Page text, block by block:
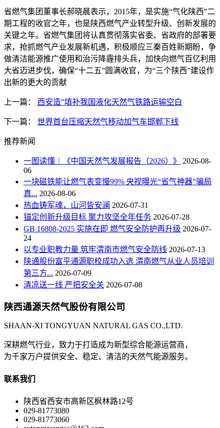
省燃气集团董事长郝晓晨表示，2015年，是实施“气化陕西”二
期工程的收官之年，也是陕西燃气产业转型升级、创新发展的
关键之年。省燃气集团将认真贯彻落实省委、省政府的部署要
求，抢抓燃气产业发展新机遇，积极顺应三秦百姓新期盼，争
做清洁能源推广使用和治污降霾排头兵，加快向燃气百亿利用
大省迈进步伐，确保“十二五”圆满收官，为“三个陕西”建设作
出新的更大的贡献
上一篇： 西安造”填补我国液化天然气铁路运输空白
下一篇： 世界首台压缩天然气移动加气车邯郸下线
推荐新闻
一图读懂︱《中国天然气发展报告（2026）》
2026-08-
06
一块磁铁能让燃气表变慢99% 央视曝光“省气神器”骗局
真... 2026-08-06
热血铸军魂，山河皆安澜 2026-07-31
锚定创新升级目标 聚力攻坚全年任务 2026-07-28
GB 16808-2025 实施在即 燃气安全防护再升级 2026-07-
24
以专业职教力量 筑牢渭南市燃气安全防线 2026-07-13
陕通股份富平通源职校成功入选 渭南燃气从业人员培训
第三方... 2026-07-09
清凉送一线 严把安全关 2026-07-08
陕西通源天然气股份有限公司
SHAAN-XI TONGYUAN NATURAL GAS CO.,LTD.
深耕燃气行业，致力于打造成为新型综合能源运营商，
为千家万户提供安全、稳定、清洁的天然气能源服务。
联系我们
陕西省西安市高新区枫林路12号
029-81773080
029-81773060